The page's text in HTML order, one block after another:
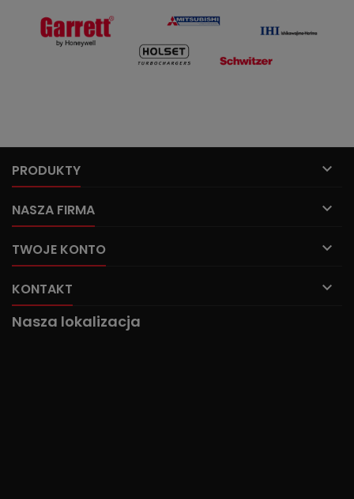
PRODUKTY 
NASZA FIRMA 
TWOJE KONTO 
KONTAKT 
Nasza lokalizacja